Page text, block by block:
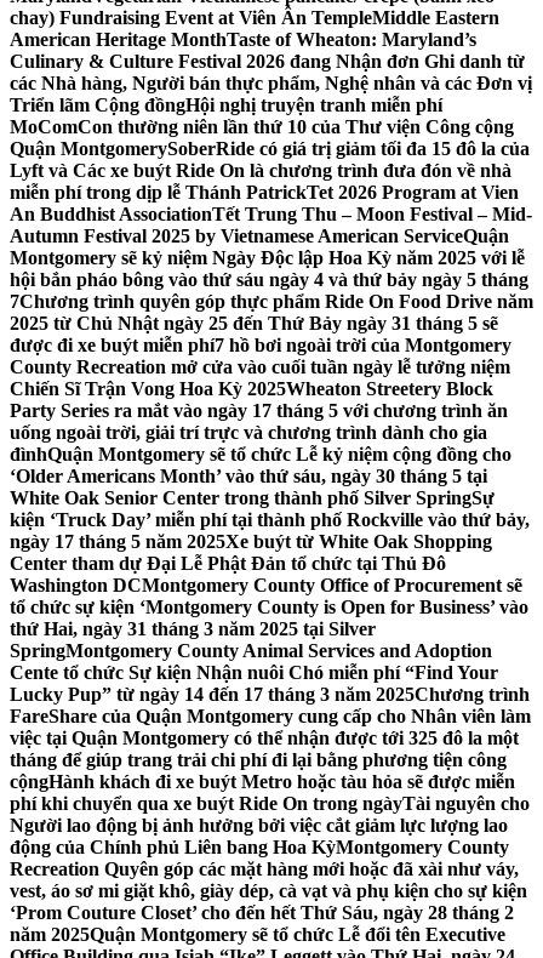
chay) Fundraising Event at Viên Ân TempleMiddle Eastern
American Heritage MonthTaste of Wheaton: Maryland’s
Culinary & Culture Festival 2026 đang Nhận đơn Ghi danh từ
các Nhà hàng, Người bán thực phẩm, Nghệ nhân và các Đơn vị
Triển lãm Cộng đồngHội nghị truyện tranh miễn phí
MoComCon thường niên lần thứ 10 của Thư viện Công cộng
Quận MontgomerySoberRide có giá trị giảm tối đa 15 đô la của
Lyft và Các xe buýt Ride On là chương trình đưa đón về nhà
miễn phí trong dịp lễ Thánh PatrickTet 2026 Program at Vien
An Buddhist AssociationTết Trung Thu – Moon Festival – Mid-
Autumn Festival 2025 by Vietnamese American ServiceQuận
Montgomery sẽ kỷ niệm Ngày Độc lập Hoa Kỳ năm 2025 với lễ
hội bắn pháo bông vào thứ sáu ngày 4 và thứ bảy ngày 5 tháng
7Chương trình quyên góp thực phẩm Ride On Food Drive năm
2025 từ Chủ Nhật ngày 25 đến Thứ Bảy ngày 31 tháng 5 sẽ
được đi xe buýt miễn phí7 hồ bơi ngoài trời của Montgomery
County Recreation mở cửa vào cuối tuần ngày lễ tưởng niệm
Chiến Sĩ Trận Vong Hoa Kỳ 2025Wheaton Streetery Block
Party Series ra mắt vào ngày 17 tháng 5 với chương trình ăn
uống ngoài trời, giải trí trực và chương trình dành cho gia
đìnhQuận Montgomery sẽ tổ chức Lễ kỷ niệm cộng đồng cho
‘Older Americans Month’ vào thứ sáu, ngày 30 tháng 5 tại
White Oak Senior Center trong thành phố Silver SpringSự
kiện ‘Truck Day’ miễn phí tại thành phố Rockville vào thứ bảy,
ngày 17 tháng 5 năm 2025Xe buýt từ White Oak Shopping
Center tham dự Đại Lễ Phật Đản tổ chức tại Thủ Đô
Washington DCMontgomery County Office of Procurement sẽ
tổ chức sự kiện ‘Montgomery County is Open for Business’ vào
thứ Hai, ngày 31 tháng 3 năm 2025 tại Silver
SpringMontgomery County Animal Services and Adoption
Cente tổ chức Sự kiện Nhận nuôi Chó miễn phí “Find Your
Lucky Pup” từ ngày 14 đến 17 tháng 3 năm 2025Chương trình
FareShare của Quận Montgomery cung cấp cho Nhân viên làm
việc tại Quận Montgomery có thể nhận được tới 325 đô la một
tháng để giúp trang trải chi phí đi lại bằng phương tiện công
cộngHành khách đi xe buýt Metro hoặc tàu hỏa sẽ được miễn
phí khi chuyển qua xe buýt Ride On trong ngàyTài nguyên cho
Người lao động bị ảnh hưởng bởi việc cắt giảm lực lượng lao
động của Chính phủ Liên bang Hoa KỳMontgomery County
Recreation Quyên góp các mặt hàng mới hoặc đã xài như váy,
vest, áo sơ mi giặt khô, giày dép, cà vạt và phụ kiện cho sự kiện
‘Prom Couture Closet’ cho đến hết Thứ Sáu, ngày 28 tháng 2
năm 2025Quận Montgomery sẽ tổ chức Lễ đổi tên Executive